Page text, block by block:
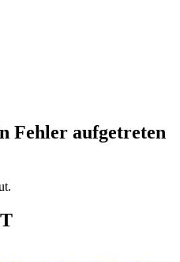
Fehler aufgetreten